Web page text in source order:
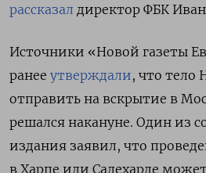
рассказал директор ФБК
Источники «Новой газеты
ранее утверждали, что тело
отправить на вскрытие в
решался накануне. Один из
издания заявил, что
в Харпе или Салехарде